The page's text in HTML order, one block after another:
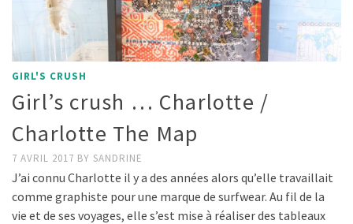
GIRL'S CRUSH
Girl’s crush … Charlotte /
Charlotte The Map
7 AVRIL 2017 BY SANDRINE
J’ai connu Charlotte il y a des années alors qu’elle travaillait
comme graphiste pour une marque de surfwear. Au fil de la
vie et de ses voyages, elle s’est mise à réaliser des tableaux